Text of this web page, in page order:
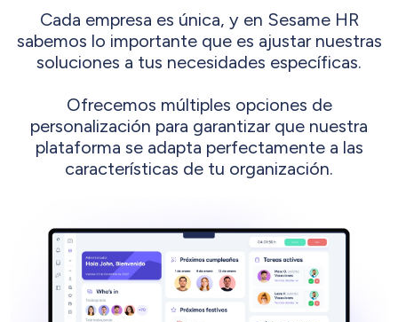
Cada empresa es única, y en Sesame HR
sabemos lo importante que es ajustar nuestras
soluciones a tus necesidades específicas.
Ofrecemos múltiples opciones de
personalización para garantizar que nuestra
plataforma se adapta perfectamente a las
características de tu organización.